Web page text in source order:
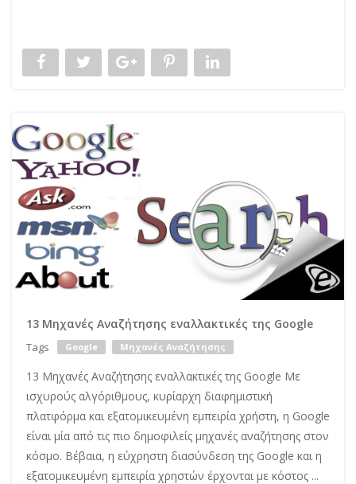
13 Μηχανές Αναζήτησης εναλλακτικές της Google
Tags Google Μηχανές Αναζήτησης
13 Μηχανές Αναζήτησης εναλλακτικές της Google Με
ισχυρούς αλγόριθμους, κυρίαρχη διαφημιστική
πλατφόρμα και εξατομικευμένη εμπειρία χρήστη, η Google
είναι μία από τις πιο δημοφιλείς μηχανές αναζήτησης στον
κόσμο. Βέβαια, η εύχρηστη διασύνδεση της Google και η
εξατομικευμένη εμπειρία χρηστών έρχονται με κόστος ...